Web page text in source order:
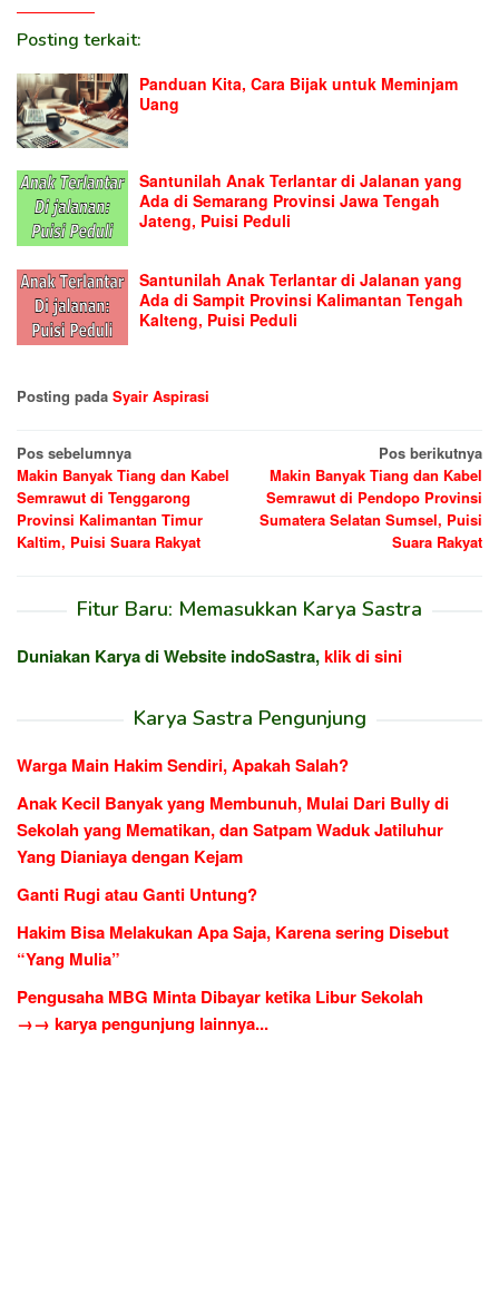
Posting terkait:
Panduan Kita, Cara Bijak untuk Meminjam
Uang
Santunilah Anak Terlantar di Jalanan yang
Ada di Semarang Provinsi Jawa Tengah
Jateng, Puisi Peduli
Santunilah Anak Terlantar di Jalanan yang
Ada di Sampit Provinsi Kalimantan Tengah
Kalteng, Puisi Peduli
Posting pada Syair Aspirasi
Navigasi
pos
Pos sebelumnya
Makin Banyak Tiang dan Kabel
Semrawut di Tenggarong
Provinsi Kalimantan Timur
Kaltim, Puisi Suara Rakyat
Pos berikutnya
Makin Banyak Tiang dan Kabel
Semrawut di Pendopo Provinsi
Sumatera Selatan Sumsel, Puisi
Suara Rakyat
Fitur Baru: Memasukkan Karya Sastra
Duniakan Karya di Website indoSastra,klik di sini
Karya Sastra Pengunjung
Warga Main Hakim Sendiri, Apakah Salah?
Anak Kecil Banyak yang Membunuh, Mulai Dari Bully di
Sekolah yang Mematikan, dan Satpam Waduk Jatiluhur
Yang Dianiaya dengan Kejam
Ganti Rugi atau Ganti Untung?
Hakim Bisa Melakukan Apa Saja, Karena sering Disebut
“Yang Mulia”
Pengusaha MBG Minta Dibayar ketika Libur Sekolah
→→ karya pengunjung lainnya...